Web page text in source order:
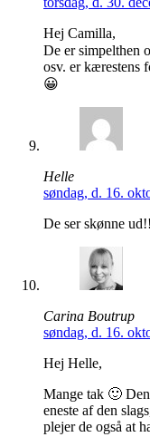
Hej Camilla,
De er simpelthen
osv. er kærestens
😀
Helle
søndag, d. 16.
De ser skønne
Carina Boutrup
søndag, d. 16.
Hej Helle,
Mange tak 🙂
eneste af den
plejer de også at